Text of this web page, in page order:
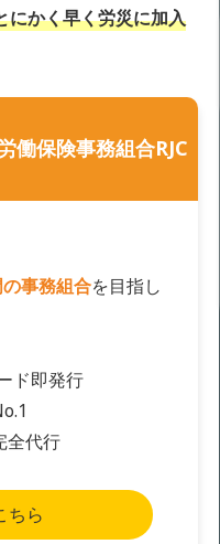
にかく早く労災に加入
働保険事務組合RJC
事務組合を目指し
ド即発行
全代行
ちら